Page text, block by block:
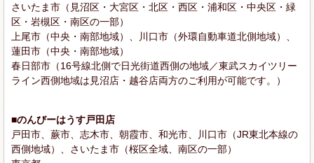
さいたま市（見沼区・大宮区・北区・西区・浦和区・中央区・緑
区・岩槻区・南区の一部）
上尾市（中央・南部地域）、川口市（外環自動車道北側地域）、
蓮田市（中央・南部地域）
春日部市（16号線北側で日光街道西側の地域／東武スカイツリー
ライン西側地域は見沼店・越谷店両方のご利用が可能です。）
■のんびーはうす戸田店
戸田市、蕨市、志木市、朝霞市、和光市、川口市（JR東北本線の
西側地域）、さいたま市（桜区全域、南区の一部）